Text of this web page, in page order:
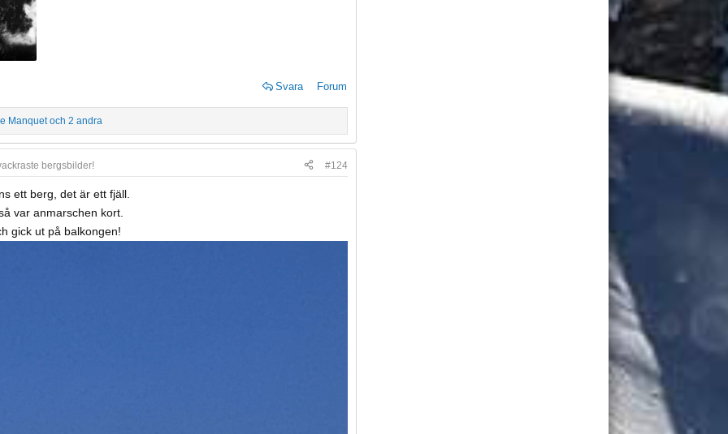
Svara Forum
Manquetoch 2 andra
bergsbilder! #124
ett berg, det är ett fjäll.
var anmarschen kort.
gick ut på balkongen!